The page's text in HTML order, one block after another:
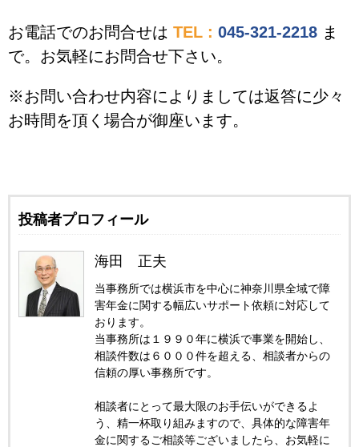
お電話でのお問合せは TEL : 045-321-2218 ま
で。お気軽にお問合せ下さい。
※お問い合わせ内容によりましては返答に少々
お時間を頂く場合が御座います。
投稿者プロフィール
海田 正夫
当事務所では横浜市を中心に神奈川県全域で障
害年金に関する幅広いサポート依頼に対応して
おります。
当事務所は１９９０年に横浜で事業を開始し、
相談件数は６０００件を超える、相談者からの
信頼の厚い事務所です。
相談者にとって最大限のお手伝いができるよ
う、精一杯取り組みますので、具体的な障害年
金に関するご相談等ございましたら、お気軽に